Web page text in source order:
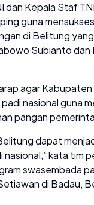
dan Kepala Staf
guna
di Belitung
Subianto dan
agar
nasional guna
pangan
dapat
nasional,” kata tim
swasembada
di Badau,